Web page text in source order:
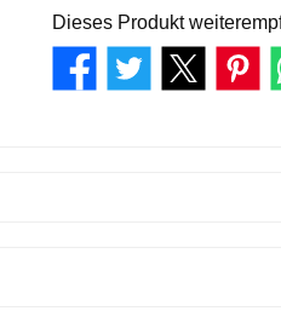
Dieses Produkt